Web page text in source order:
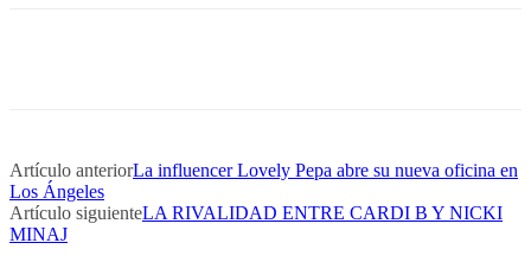
Artículo anteriorLa influencer Lovely Pepa abre su nueva oficina en
Los Ángeles
Artículo siguienteLA RIVALIDAD ENTRE CARDI B Y NICKI
MINAJ